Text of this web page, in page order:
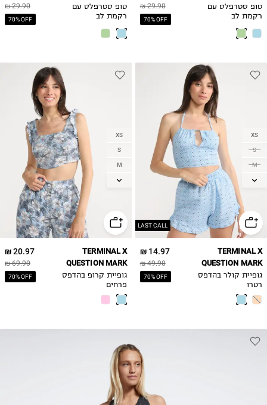
29.90 ₪
70% OFF
טופ סטרפלס עם
רקמת לב
29.90 ₪
70% OFF
טופ סטרפלס עם
רקמת לב
LAST CALL
XS
S
M
L
14.97 ₪
49.90 ₪
70% OFF
TERMINAL X
QUESTION MARK
גופיית קולר בהדפס
רטרו
XS
S
M
L
20.97 ₪
69.90 ₪
70% OFF
TERMINAL X
QUESTION MARK
גופיית קרופ בהדפס
פרחים